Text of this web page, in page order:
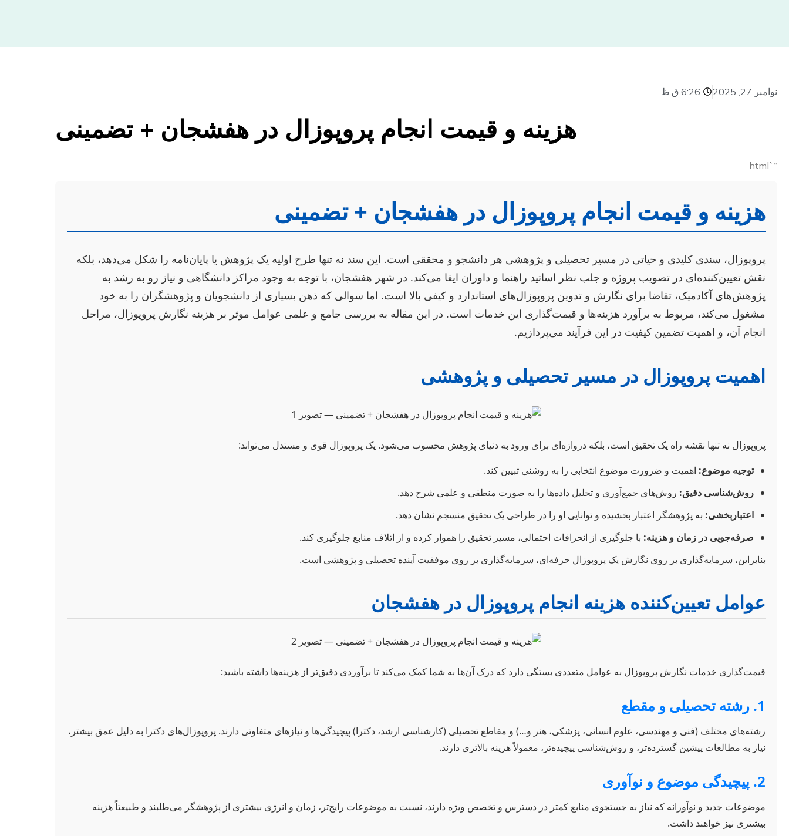
نوامبر 27, 2025 6:26 ق.ظ
هزینه و قیمت انجام پروپوزال در هفشجان + تضمینی
“`html
هزینه و قیمت انجام پروپوزال در هفشجان + تضمینی
پروپوزال، سندی کلیدی و حیاتی در مسیر تحصیلی و پژوهشی هر دانشجو و محققی است. این سند نه تنها طرح اولیه یک پژوهش یا پایان‌نامه را شکل می‌دهد، بلکه
نقش تعیین‌کننده‌ای در تصویب پروژه و جلب نظر اساتید راهنما و داوران ایفا می‌کند. در شهر هفشجان، با توجه به وجود مراکز دانشگاهی و نیاز رو به رشد به
پژوهش‌های آکادمیک، تقاضا برای نگارش و تدوین پروپوزال‌های استاندارد و کیفی بالا است. اما سوالی که ذهن بسیاری از دانشجویان و پژوهشگران را به خود
مشغول می‌کند، مربوط به برآورد هزینه‌ها و قیمت‌گذاری این خدمات است. در این مقاله به بررسی جامع و علمی عوامل موثر بر هزینه نگارش پروپوزال، مراحل
انجام آن، و اهمیت تضمین کیفیت در این فرآیند می‌پردازیم.
اهمیت پروپوزال در مسیر تحصیلی و پژوهشی
پروپوزال نه تنها نقشه راه یک تحقیق است، بلکه دروازه‌ای برای ورود به دنیای پژوهش محسوب می‌شود. یک پروپوزال قوی و مستدل می‌تواند:
توجیه موضوع: اهمیت و ضرورت موضوع انتخابی را به روشنی تبیین کند.
روش‌شناسی دقیق: روش‌های جمع‌آوری و تحلیل داده‌ها را به صورت منطقی و علمی شرح دهد.
اعتباربخشی: به پژوهشگر اعتبار بخشیده و توانایی او را در طراحی یک تحقیق منسجم نشان دهد.
صرفه‌جویی در زمان و هزینه: با جلوگیری از انحرافات احتمالی، مسیر تحقیق را هموار کرده و از اتلاف منابع جلوگیری کند.
بنابراین، سرمایه‌گذاری بر روی نگارش یک پروپوزال حرفه‌ای، سرمایه‌گذاری بر روی موفقیت آینده تحصیلی و پژوهشی است.
عوامل تعیین‌کننده هزینه انجام پروپوزال در هفشجان
قیمت‌گذاری خدمات نگارش پروپوزال به عوامل متعددی بستگی دارد که درک آن‌ها به شما کمک می‌کند تا برآوردی دقیق‌تر از هزینه‌ها داشته باشید:
1. رشته تحصیلی و مقطع
رشته‌های مختلف (فنی و مهندسی، علوم انسانی، پزشکی، هنر و…) و مقاطع تحصیلی (کارشناسی ارشد، دکترا) پیچیدگی‌ها و نیازهای متفاوتی دارند. پروپوزال‌های دکترا به دلیل عمق بیشتر،
نیاز به مطالعات پیشین گسترده‌تر، و روش‌شناسی پیچیده‌تر، معمولاً هزینه بالاتری دارند.
2. پیچیدگی موضوع و نوآوری
موضوعات جدید و نوآورانه که نیاز به جستجوی منابع کمتر در دسترس و تخصص ویژه دارند، نسبت به موضوعات رایج‌تر، زمان و انرژی بیشتری از پژوهشگر می‌طلبند و طبیعتاً هزینه
بیشتری نیز خواهند داشت.